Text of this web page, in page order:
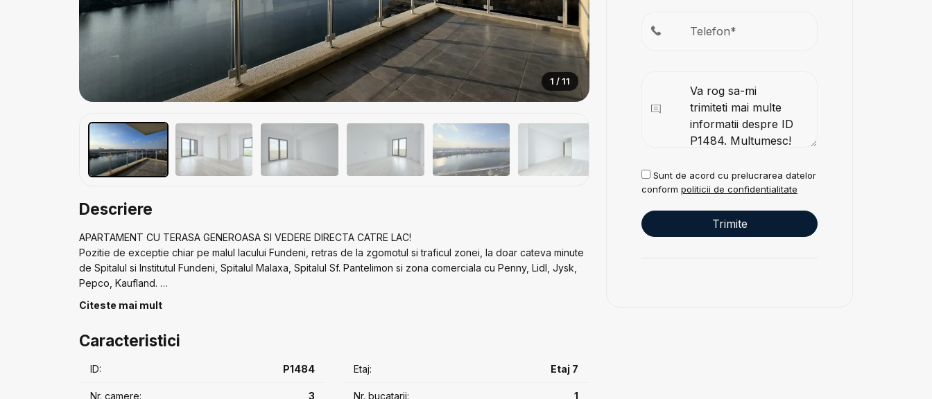
1 / 11
Descriere
APARTAMENT CU TERASA GENEROASA SI VEDERE DIRECTA CATRE LAC!
Pozitie de exceptie chiar pe malul lacului Fundeni, retras de la zgomotul si traficul zonei, la doar cateva minute
de Spitalul si Institutul Fundeni, Spitalul Malaxa, Spitalul Sf. Pantelimon si zona comerciala cu Penny, Lidl, Jysk,
Pepco, Kaufland.
Complex rezidential ce imbina spatiile comune de relaxare cu tehnologia si natura, gandit astfel incat sa fie un
de energie verde, panouri de preparare a apei calde, panouri fotovoltaice pentru eficienta energetica.
si acces din toate camerele catre terasa de 16 mp cu vedere spre lac.
*la pretul afisat se aduga tva conform legislatiei in vigoare
Citeste mai mult
Caracteristici
ID: P1484
Nr. camere: 3
Etaj: Etaj 7
Nr. bucatarii: 1
Sunt de acord cu prelucrarea datelor
conform politicii de confidentialitate